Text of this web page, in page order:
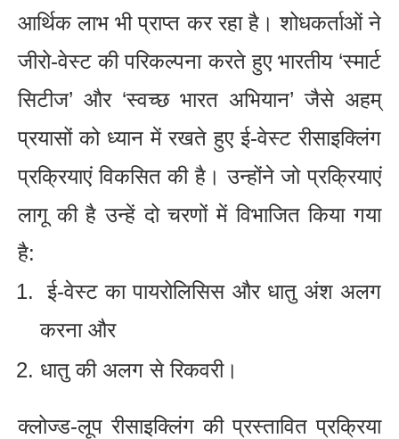
आर्थिक लाभ भी प्राप्त कर रहा है। शोधकर्ताओं ने
जीरो-वेस्ट की परिकल्पना करते हुए भारतीय ‘स्मार्ट
सिटीज’ और ‘स्वच्छ भारत अभियान’ जैसे अहम्
प्रयासों को ध्यान में रखते हुए ई-वेस्ट रीसाइक्लिंग
प्रक्रियाएं विकसित की है। उन्होंने जो प्रक्रियाएं
लागू की है उन्हें दो चरणों में विभाजित किया गया
है:
ई-वेस्ट का पायरोलिसिस और धातु अंश अलग
करना और
धातु की अलग से रिकवरी।
क्लोज्ड-लूप रीसाइक्लिंग की प्रस्तावित प्रक्रिया